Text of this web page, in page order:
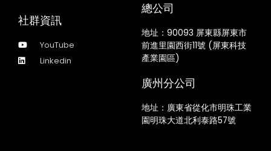
社群資訊
YouTube
Linkedin
總公司
地址： 90093 屏東縣屏東市
前進里園西街11號 (屏東科技
產業園區)
廣州分公司
地址：廣東省從化市明珠工業
園明珠大道北利泰路57號